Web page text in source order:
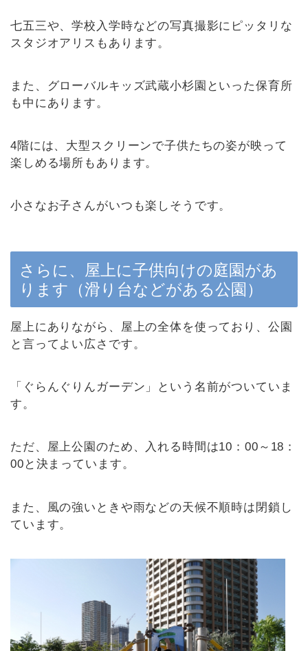
七五三や、学校入学時などの写真撮影にピッタリな
スタジオアリスもあります。
また、グローバルキッズ武蔵小杉園といった保育所
も中にあります。
4階には、大型スクリーンで子供たちの姿が映って
楽しめる場所もあります。
小さなお子さんがいつも楽しそうです。
さらに、屋上に子供向けの庭園があ
ります（滑り台などがある公園）
屋上にありながら、屋上の全体を使っており、公園
と言ってよい広さです。
「ぐらんぐりんガーデン」という名前がついていま
す。
ただ、屋上公園のため、入れる時間は10：00～18：
00と決まっています。
また、風の強いときや雨などの天候不順時は閉鎖し
ています。